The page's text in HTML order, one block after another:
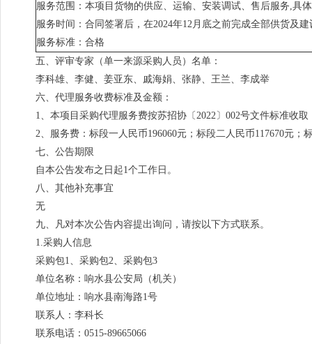
服务范围：本项目货物的供应、运输、安装调试、售后服务,具
服务时间：合同签署后，在2024年12月底之前完成全部供货及
服务标准：合格
五、评审专家（单一来源采购人员）名单：
李科雄、李健、姜亚东、戚海娟、张静、王兰、李成举
六、代理服务收费标准及金额：
1、本项目采购代理服务费按苏招协〔2022〕002号文件标准收
2、服务费：标段一人民币196060元；标段二人民币117670元；
七、公告期限
自本公告发布之日起1个工作日。
八、其他补充事宜
无
九、凡对本次公告内容提出询问，请按以下方式联系。
1.采购人信息
采购包1、采购包2、采购包3
单位名称：响水县公安局（机关）
单位地址：响水县南海路1号
联系人：李科长
联系电话：0515-89665066